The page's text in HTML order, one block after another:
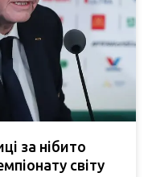
за нібито
світу